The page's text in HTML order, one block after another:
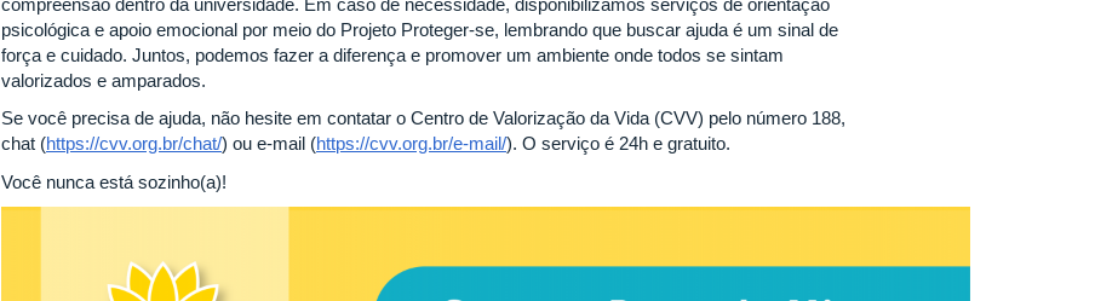
psicológica e apoio emocional por meio do Projeto Proteger-se, lembrando que buscar ajuda é um sinal de
força e cuidado. Juntos, podemos fazer a diferença e promover um ambiente onde todos se sintam
valorizados e amparados.
Se você precisa de ajuda, não hesite em contatar o Centro de Valorização da Vida (CVV) pelo número 188,
chat (https://cvv.org.br/chat/) ou e-mail (https://cvv.org.br/e-mail/). O serviço é 24h e gratuito.
Você nunca está sozinho(a)!